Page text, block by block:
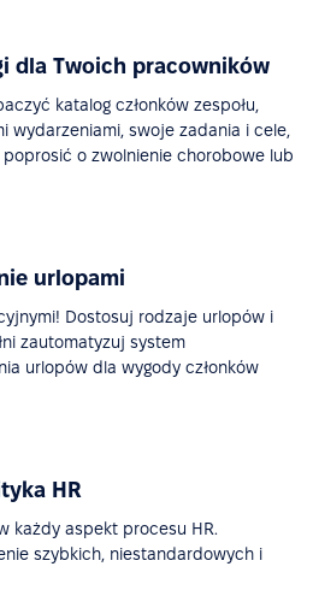
dla Twoich pracowników
katalog członków zespołu,
wydarzeniami, swoje zadania i cele,
o zwolnienie chorobowe lub
urlopami
Dostosuj rodzaje urlopów i
zautomatyzuj system
urlopów dla wygody członków
HR
każdy aspekt procesu HR.
szybkich, niestandardowych i